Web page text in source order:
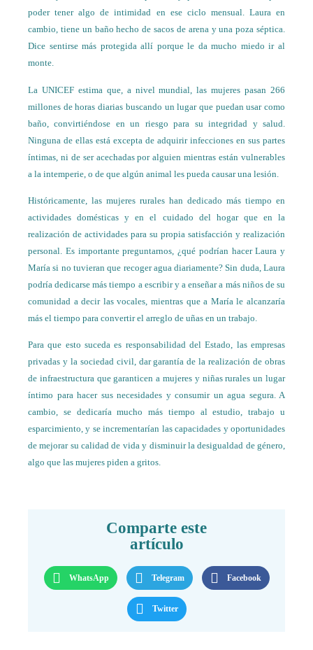
poder tener algo de intimidad en ese ciclo mensual. Laura en
cambio, tiene un baño hecho de sacos de arena y una poza séptica.
Dice sentirse más protegida allí porque le da mucho miedo ir al
monte.
La UNICEF estima que, a nivel mundial, las mujeres pasan 266
millones de horas diarias buscando un lugar que puedan usar como
baño, convirtiéndose en un riesgo para su integridad y salud.
Ninguna de ellas está excepta de adquirir infecciones en sus partes
íntimas, ni de ser acechadas por alguien mientras están vulnerables
a la intemperie, o de que algún animal les pueda causar una lesión.
Históricamente, las mujeres rurales han dedicado más tiempo en
actividades domésticas y en el cuidado del hogar que en la
realización de actividades para su propia satisfacción y realización
personal. Es importante preguntarnos, ¿qué podrían hacer Laura y
María si no tuvieran que recoger agua diariamente? Sin duda, Laura
podría dedicarse más tiempo a escribir y a enseñar a más niños de su
comunidad a decir las vocales, mientras que a María le alcanzaría
más el tiempo para convertir el arreglo de uñas en un trabajo.
Para que esto suceda es responsabilidad del Estado, las empresas
privadas y la sociedad civil, dar garantía de la realización de obras
de infraestructura que garanticen a mujeres y niñas rurales un lugar
íntimo para hacer sus necesidades y consumir un agua segura. A
cambio, se dedicaría mucho más tiempo al estudio, trabajo u
esparcimiento, y se incrementarían las capacidades y oportunidades
de mejorar su calidad de vida y disminuir la desigualdad de género,
algo que las mujeres piden a gritos.
Comparte este
artículo
WhatsApp Telegram Facebook
Twitter